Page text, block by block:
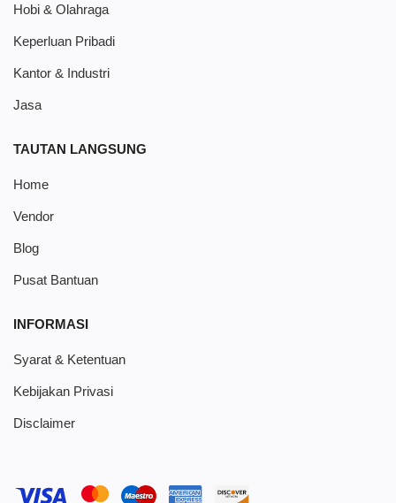
Hobi & Olahraga
Keperluan Pribadi
Kantor & Industri
Jasa
TAUTAN LANGSUNG
Home
Vendor
Blog
Pusat Bantuan
INFORMASI
Syarat & Ketentuan
Kebijakan Privasi
Disclaimer